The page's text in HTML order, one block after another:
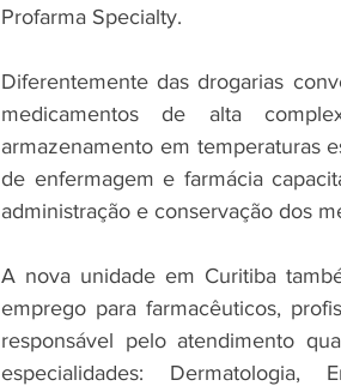
Profarma Specialty.
Diferentemente das drogarias
medicamentos de alta
armazenamento em temperaturas
de enfermagem e farmácia
administração e conservação dos
A nova unidade em Curitiba
emprego para farmacêuticos,
responsável pelo atendimento
especialidades: Dermatologia,